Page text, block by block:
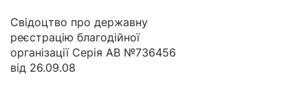
Свідоцтво про державну
реєстрацію благодійної
організації Серія АВ №736456
від 26.09.08